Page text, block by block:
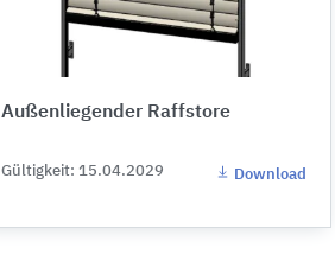
Außenliegender Raffstore
Gültigkeit: 15.04.2029 Download